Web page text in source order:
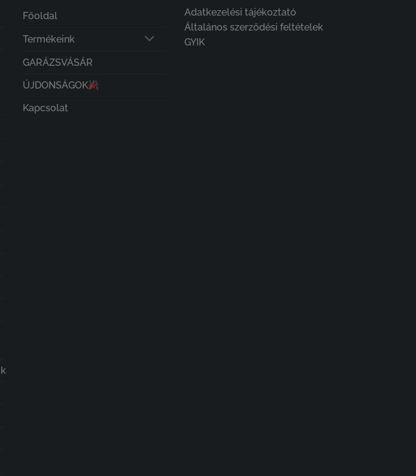
Főoldal
Termékeink
GARÁZSVÁSÁR
ÚJDONSÁGOK
Kapcsolat
Adatkezelési tájékoztató
Általános szerződési feltételek
GYIK